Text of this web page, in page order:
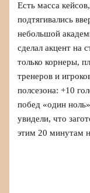
Есть масса
подтягивались
небольшой
сделал акцент на
только корнеры,
тренеров и
полсезона: +10
побед «один
увидели, что
этим 20 минутам